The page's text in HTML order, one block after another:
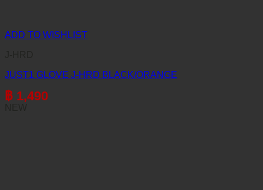
ADD TO WISHLIST
JUST1 GLOVE J-HRD BLACK/ORANGE
฿ 1,490